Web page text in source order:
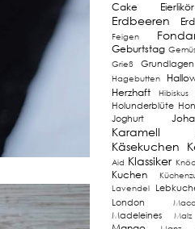
Cake
Eierlikör
Erdbeeren
Feigen
Geburtstag
Grieß Grundlagen
Hagebutten
Herzhaft
Hibiskus
Holunderblüte
Joghurt
Karamell
Käsekuchen
Aid Klassiker
Kuchen
Lavendel
London
Madeleines Malz